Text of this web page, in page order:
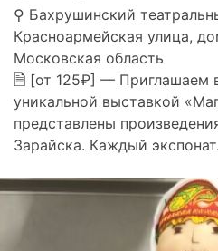
⚲ Бахрушинский
Красноармейская улица,
Московская область
🗎 [от 125₽] — Приглашаем
уникальной выставкой
представлены
Зарайска. Каждый